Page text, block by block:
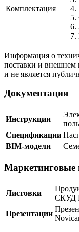
Комплектация
4.
5.
6.
7.
Информация о
поставки и внешнем
и не является
Документация
Инструкции
Спецификации
BIM-модели
Маркетинговые
Листовки
СКУД
Презентации